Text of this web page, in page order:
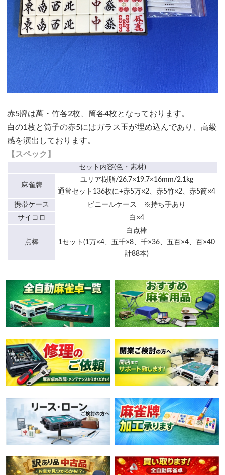
赤5牌は萬・竹各2枚、筒各4枚となっております。
白の1枚と筒子の赤5にはガラス玉が埋め込んであり、高級
感を演出しております。
【スペック】
セット内容(色・素材)
麻雀牌
ユリア樹脂/26.7×19.7×16mm/2.1kg
通常セット136枚に+赤5万×2、赤5竹×2、赤5筒×4
携帯ケース
ビニールケース ※持ち手あり
サイコロ
白×4
点棒
白点棒
1セット(1万×4、五千×8、千×36、五百×4、百×40
計88本)